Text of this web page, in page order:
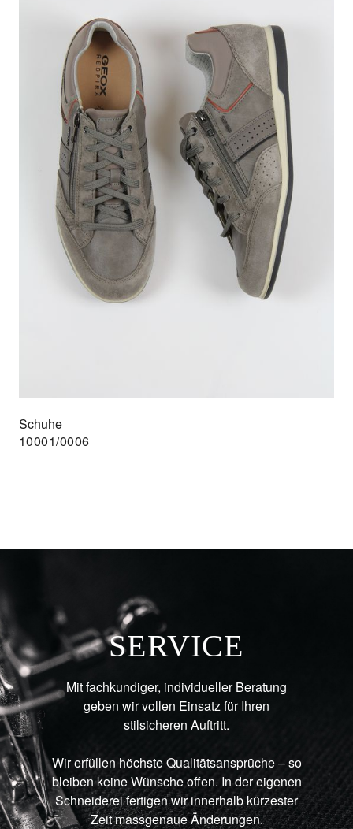
Schuhe
10001/0006
SERVICE
Mit fachkundiger, individueller Beratung
geben wir vollen Einsatz für Ihren
stilsicheren Auftritt.
Wir erfüllen höchste Qualitätsansprüche – so
bleiben keine Wünsche offen. In der eigenen
Schneiderei fertigen wir innerhalb kürzester
Zeit massgenaue Änderungen.